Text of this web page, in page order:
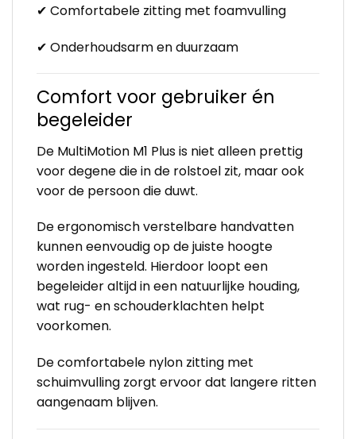
✔ Comfortabele zitting met foamvulling
✔ Onderhoudsarm en duurzaam
Comfort voor gebruiker én
begeleider
De MultiMotion M1 Plus is niet alleen prettig
voor degene die in de rolstoel zit, maar ook
voor de persoon die duwt.
De ergonomisch verstelbare handvatten
kunnen eenvoudig op de juiste hoogte
worden ingesteld. Hierdoor loopt een
begeleider altijd in een natuurlijke houding,
wat rug- en schouderklachten helpt
voorkomen.
De comfortabele nylon zitting met
schuimvulling zorgt ervoor dat langere ritten
aangenaam blijven.